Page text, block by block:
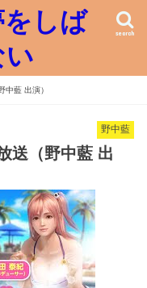
しば
い
search
中藍 出演）
野中藍
送（野中藍 出